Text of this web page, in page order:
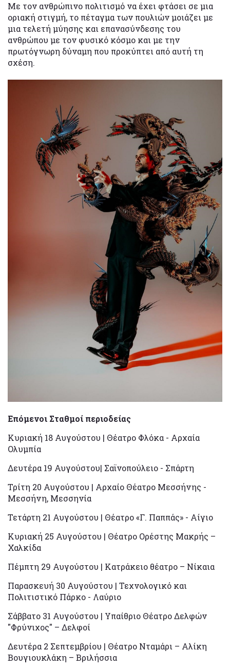
Με τον ανθρώπινο πολιτισμό να έχει φτάσει σε μια
οριακή στιγμή, το πέταγμα των πουλιών μοιάζει με
μια τελετή μύησης και επανασύνδεσης του
ανθρώπου με τον φυσικό κόσμο και με την
πρωτόγνωρη δύναμη που προκύπτει από αυτή τη
σχέση.
Επόμενοι Σταθμοί περιοδείας
Κυριακή 18 Αυγούστου | Θέατρο Φλόκα - Αρχαία
Ολυμπία
Δευτέρα 19 Αυγούστου| Σαϊνοπούλειο - Σπάρτη
Τρίτη 20 Αυγούστου | Αρχαίο Θέατρο Μεσσήνης -
Μεσσήνη, Μεσσηνία
Τετάρτη 21 Αυγούστου | Θέατρο «Γ. Παππάς» - Αίγιο
Κυριακή 25 Αυγούστου | Θέατρο Ορέστης Μακρής –
Χαλκίδα
Πέμπτη 29 Αυγούστου | Κατράκειο θέατρο – Νίκαια
Παρασκευή 30 Αυγούστου | Τεχνολογικό και
Πολιτιστικό Πάρκο - Λαύριο
Σάββατο 31 Αυγούστου | Υπαίθριο Θέατρο Δελφών
"Φρύνιχος" – Δελφοί
Δευτέρα 2 Σεπτεμβρίου | Θέατρο Νταμάρι – Αλίκη
Βουγιουκλάκη – Βριλήσσια